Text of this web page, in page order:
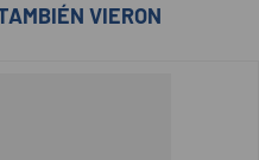
VIERON